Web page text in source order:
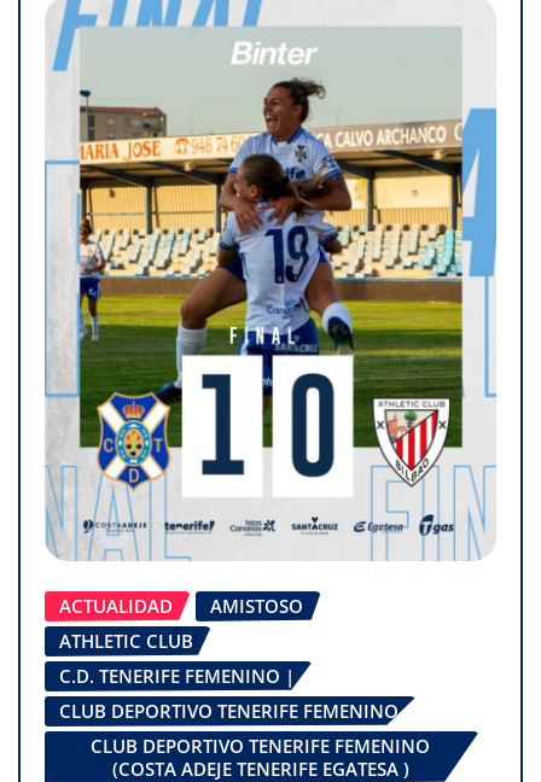
ACTUALIDAD
AMISTOSO
ATHLETIC CLUB
C.D. TENERIFE FEMENINO |
CLUB DEPORTIVO TENERIFE FEMENINO
CLUB DEPORTIVO TENERIFE FEMENINO
(COSTA ADEJE TENERIFE EGATESA )